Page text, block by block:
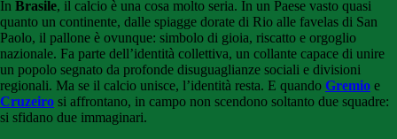
In Brasile, il calcio è una cosa molto seria. In un Paese vasto quasi
quanto un continente, dalle spiagge dorate di Rio alle favelas di San
Paolo, il pallone è ovunque: simbolo di gioia, riscatto e orgoglio
nazionale. Fa parte dell’identità collettiva, un collante capace di unire
un popolo segnato da profonde disuguaglianze sociali e divisioni
regionali. Ma se il calcio unisce, l’identità resta. E quando Gremio e
Cruzeiro si affrontano, in campo non scendono soltanto due squadre:
si sfidano due immaginari.